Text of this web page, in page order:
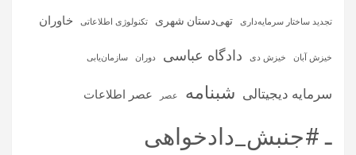
تجدید ساختار سرمایه‌داری تهی‌دستان شهری تکنولوژی اطلاعاتی خاوران
خیزش آبان خیزش دی دادگاه عباسی دوران سازمان‌یابی
سرمایه‌ دیجیتالی شبنامه عصر عصر اطلاعات
ـ #جنبش_دادخواهی